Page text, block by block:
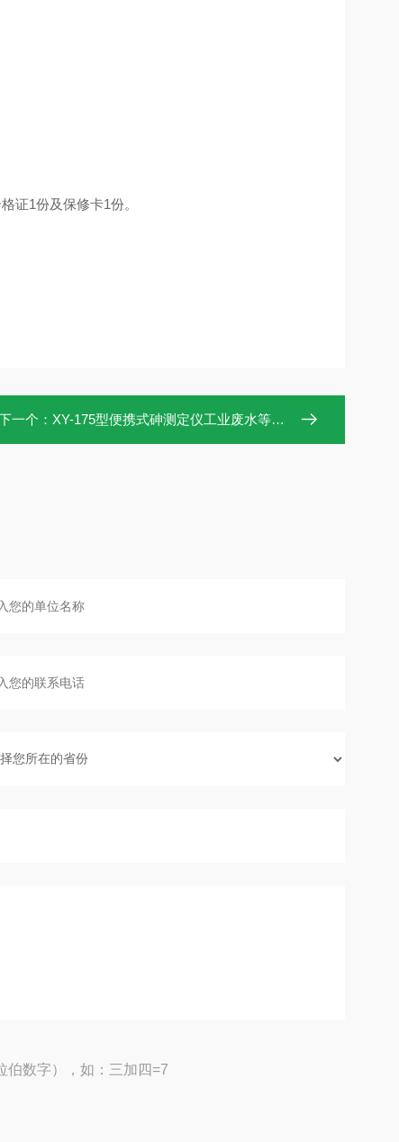
证1份及保修卡1份。
一个： XY-175型便携式砷测定仪工业废水等测定
伯数字），如：三加四=7